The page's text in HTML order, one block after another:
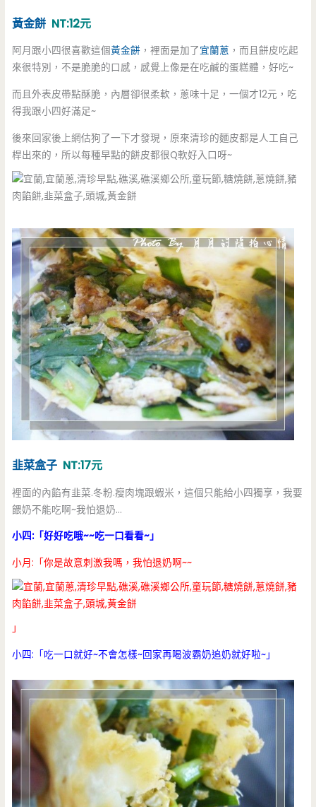
黃金餅 NT:12元
阿月跟小四很喜歡這個黃金餅 ，裡面是加了宜蘭蔥 ，而且餅皮吃起
來很特別，不是脆脆的口感，感覺上像是在吃鹹的蛋糕體，好吃~
而且外表皮帶點酥脆，內層卻很柔軟，蔥味十足，一個才12元，吃
得我跟小四好滿足~
後來回家後上網估狗了一下才發現，原來清珍的麵皮都是人工自己
桿出來的，所以每種早點的餅皮都很Q軟好入口呀~
韭菜盒子 NT:17元
裡面的內餡有韭菜.冬粉.瘦肉塊跟蝦米，這個只能給小四獨享，我要
餵奶不能吃啊~我怕退奶…
小四:「好好吃哦~~吃一口看看~」
小月:「你是故意刺激我嗎，我怕退奶啊~~
」
小四:「吃一口就好~不會怎樣~回家再喝波霸奶追奶就好啦~」